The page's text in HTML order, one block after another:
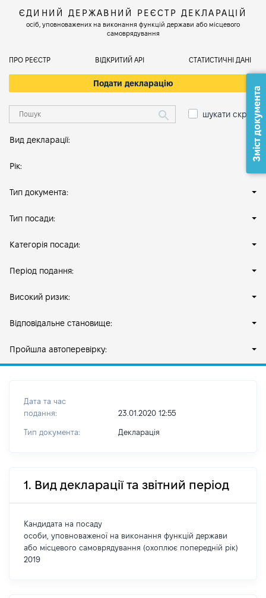
ЄДИНИЙ ДЕРЖАВНИЙ РЕЄСТР ДЕКЛАРАЦІЙ
осіб, уповноважених на виконання функцій держави або місцевого
самоврядування
ПРО РЕЄСТР ВІДКРИТИЙ АРІ СТАТИСТИЧНІ ДАНІ
Подати декларацію
шукати скрізь
Вид декларації:
Рік:
Тип документа:
Тип посади:
Категорія посади:
Період подання:
Високий ризик:
Відповідальне становище:
Пройшла автоперевірку:
Дата та час
подання:
23.01.2020 12:55
Тип документа: Декларація
1. Вид декларації та звітний період
Кандидата на посаду
особи, уповноваженої на виконання функцій держави
або місцевого самоврядування (охоплює попередній рік)
2019
Зміст документа